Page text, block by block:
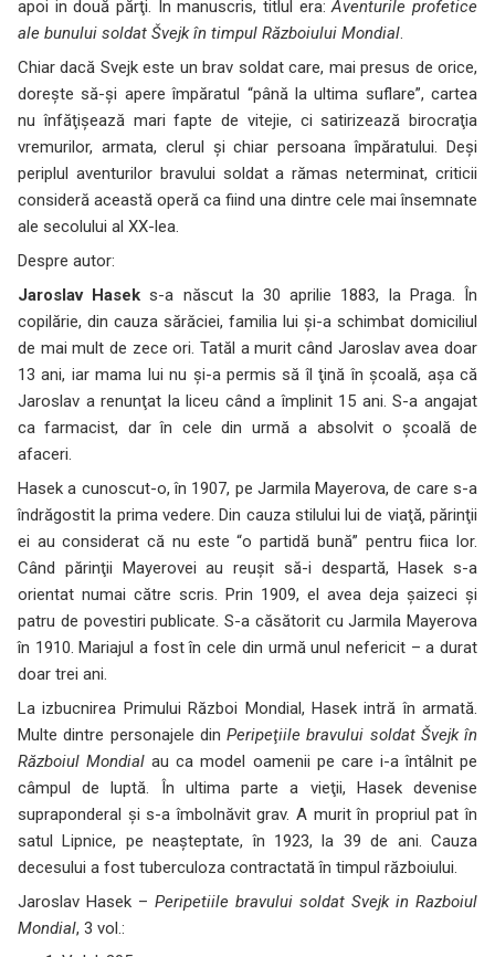
apoi in două părţi. În manuscris, titlul era:Aventurile profetice
ale bunului soldat Švejk în timpul Războiului Mondial.
Chiar dacă Svejk este un brav soldat care, mai presus de orice,
doreşte să-şi apere împăratul “până la ultima suflare”, cartea
nu înfăţişează mari fapte de vitejie, ci satirizează birocraţia
vremurilor, armata, clerul şi chiar persoana împăratului. Deşi
periplul aventurilor bravului soldat a rămas neterminat, criticii
consideră această operă ca fiind una dintre cele mai însemnate
ale secolului al XX-lea.
Despre autor:
Jaroslav Hasek s-a născut la 30 aprilie 1883, la Praga. În
copilărie, din cauza sărăciei, familia lui şi-a schimbat domiciliul
de mai mult de zece ori. Tatăl a murit când Jaroslav avea doar
13 ani, iar mama lui nu şi-a permis să îl ţină în şcoală, aşa că
Jaroslav a renunţat la liceu când a împlinit 15 ani. S-a angajat
ca farmacist, dar în cele din urmă a absolvit o şcoală de
afaceri.
Hasek a cunoscut-o, în 1907, pe Jarmila Mayerova, de care s-a
îndrăgostit la prima vedere. Din cauza stilului lui de viaţă, părinţii
ei au considerat că nu este “o partidă bună” pentru fiica lor.
Când părinţii Mayerovei au reuşit să-i despartă, Hasek s-a
orientat numai către scris. Prin 1909, el avea deja şaizeci şi
patru de povestiri publicate. S-a căsătorit cu Jarmila Mayerova
în 1910. Mariajul a fost în cele din urmă unul nefericit – a durat
doar trei ani.
La izbucnirea Primului Război Mondial, Hasek intră în armată.
Multe dintre personajele din Peripeţiile bravului soldat Švejk în
Războiul Mondial au ca model oamenii pe care i-a întâlnit pe
câmpul de luptă. În ultima parte a vieţii, Hasek devenise
supraponderal şi s-a îmbolnăvit grav. A murit în propriul pat în
satul Lipnice, pe neaşteptate, în 1923, la 39 de ani. Cauza
decesului a fost tuberculoza contractată în timpul războiului.
Jaroslav Hasek – Peripetiile bravului soldat Svejk in Razboiul
Mondial, 3 vol.: